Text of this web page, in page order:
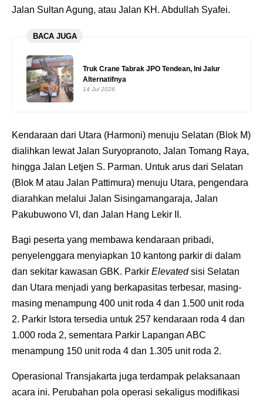
Jalan Sultan Agung, atau Jalan KH. Abdullah Syafei.
BACA JUGA
Truk Crane Tabrak JPO Tendean, Ini Jalur
Alternatifnya
14 Jul 2026
Kendaraan dari Utara (Harmoni) menuju Selatan (Blok M)
dialihkan lewat Jalan Suryopranoto, Jalan Tomang Raya,
hingga Jalan Letjen S. Parman. Untuk arus dari Selatan
(Blok M atau Jalan Pattimura) menuju Utara, pengendara
diarahkan melalui Jalan Sisingamangaraja, Jalan
Pakubuwono VI, dan Jalan Hang Lekir II.
Bagi peserta yang membawa kendaraan pribadi,
penyelenggara menyiapkan 10 kantong parkir di dalam
dan sekitar kawasan GBK. Parkir Elevatedsisi Selatan
dan Utara menjadi yang berkapasitas terbesar, masing-
masing menampung 400 unit roda 4 dan 1.500 unit roda
2. Parkir Istora tersedia untuk 257 kendaraan roda 4 dan
1.000 roda 2, sementara Parkir Lapangan ABC
menampung 150 unit roda 4 dan 1.305 unit roda 2.
Operasional Transjakarta juga terdampak pelaksanaan
acara ini. Perubahan pola operasi sekaligus modifikasi